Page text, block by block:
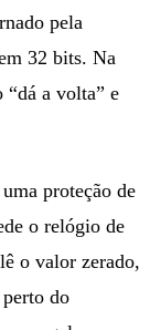
pela
32 bits. Na
“dá a volta” e
proteção de
o relógio de
o valor zerado,
do